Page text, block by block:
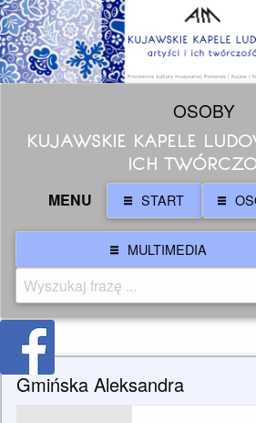
OSOBY
KUJAWSKIE KAPELE
ICH
MENU START
MULTIMEDIA
Gmińska Aleksandra